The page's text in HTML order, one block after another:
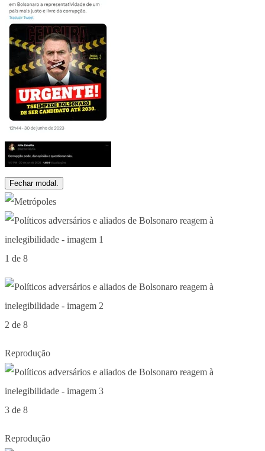
Fechar modal.
1 de 8
2 de 8
Reprodução
3 de 8
Reprodução